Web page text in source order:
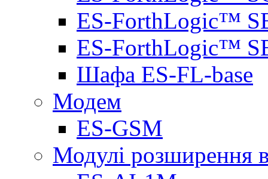
ES-ForthLogic™
ES-ForthLogic™
Шафа ES-FL-base
Модем
ES-GSM
Модулі розширення